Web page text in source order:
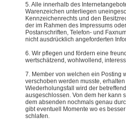
5. Alle innerhalb des
Warenzeichen unterliegen
Kennzeichenrechts und den
der im Rahmen des Impressums
Postanschriften, Telefon- und
nicht ausdrücklich angeforderten
6. Wir pflegen und fördern eine
wertschätzend, wohlwollend,
7. Member von welchen ein Posting
verschoben werden musste,
Wiederholungsfall wird der
ausgeschlossen. Von dem her kann
dem absenden nochmals genau
gibt eventuell Momente wo es
schlafen.